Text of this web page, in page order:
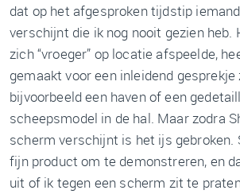
dat op het afgesproken tijdstip
verschijnt die ik nog nooit gezien
zich “vroeger” op locatie afspeelde,
gemaakt voor een inleidend
bijvoorbeeld een haven of een
scheepsmodel in de hal. Maar zodra
scherm verschijnt is het ijs gebroken.
fijn product om te demonstreren, en
uit of ik tegen een scherm zit te